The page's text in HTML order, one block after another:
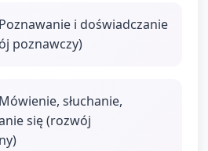
Poznawanie i doświadczanie
poznawczy)
Mówienie, słuchanie,
się (rozwój